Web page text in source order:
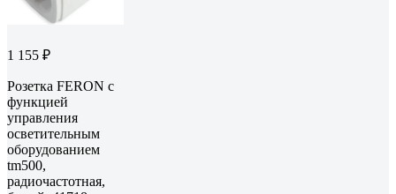
1 155 ₽
Розетка FERON с
функцией
управления
осветительным
оборудованием
tm500,
радиочастотная,